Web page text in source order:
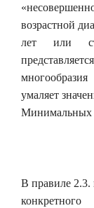
возрастной
лет или
умаляет
Минимальных
В правиле 2.3.